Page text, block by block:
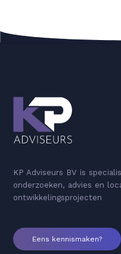
KP Adviseurs BV is
onderzoeken, advies en
ontwikkelingsprojecten
Eens kennismaken?